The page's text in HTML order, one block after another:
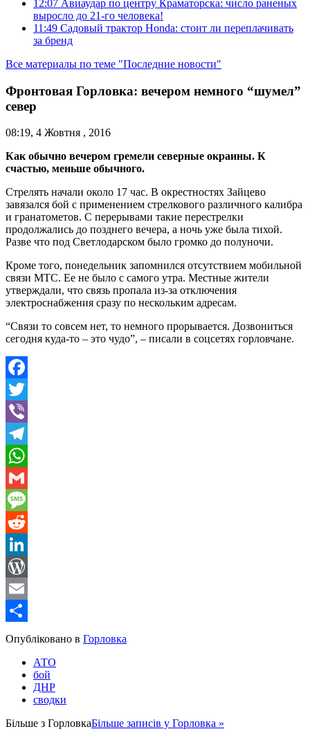
12:07 Авиаудар по центру Краматорска: число раненых
выросло до 21-го человека!
11:49 Садовый трактор Honda: стоит ли переплачивать
за бренд
Все материалы по теме "Последние новости"
Фронтовая Горловка: вечером немного “шумел”
север
08:19, 4 Жовтня , 2016
Как обычно вечером гремели северные окраины. К
счастью, меньше обычного.
Стрелять начали около 17 час. В окрестностях Зайцево
завязался бой с применением стрелкового различного калибра
и гранатометов. С перерывами такие перестрелки
продолжались до позднего вечера, а ночь уже была тихой.
Разве что под Светлодарском было громко до полуночи.
Кроме того, понедельник запомнился отсутствием мобильной
связи МТС. Ее не было с самого утра. Местные жители
утверждали, что связь пропала из-за отключения
электроснабжения сразу по нескольким адресам.
“Связи то совсем нет, то немного прорывается. Дозвониться
сегодня куда-то – это чудо”, – писали в соцсетях горловчане.
Facebook
Twitter
Viber
Telegram
WhatsApp
Gmail
Message
Reddit
LinkedIn
WordPress
Email
Share
Опубліковано в Горловка
АТО
бой
ДНР
сводки
Більше з ГорловкаБільше записів у Горловка »